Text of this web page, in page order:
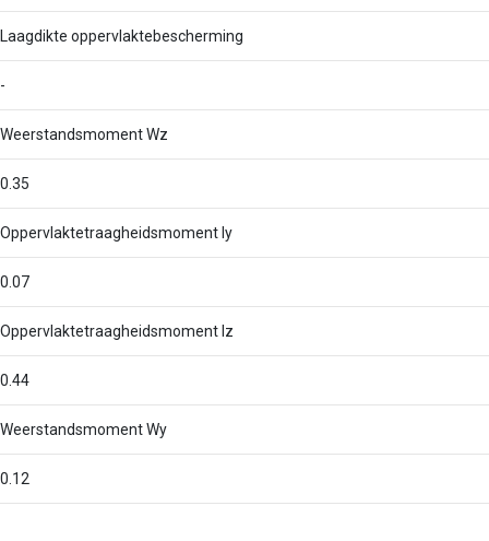
Laagdikte oppervlaktebescherming
-
Weerstandsmoment Wz
0.35
Oppervlaktetraagheidsmoment Iy
0.07
Oppervlaktetraagheidsmoment Iz
0.44
Weerstandsmoment Wy
0.12